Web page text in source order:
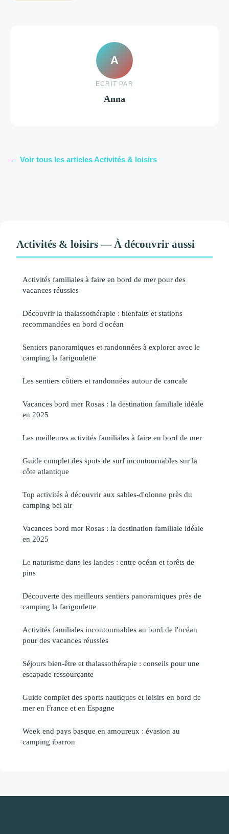
A
ECRIT PAR
Anna
← Voir tous les articles Activités & loisirs
Activités & loisirs — À découvrir aussi
Activités familiales à faire en bord de mer pour des
vacances réussies
Découvrir la thalassothérapie : bienfaits et stations
recommandées en bord d'océan
Sentiers panoramiques et randonnées à explorer avec le
camping la farigoulette
Les sentiers côtiers et randonnées autour de cancale
Vacances bord mer Rosas : la destination familiale idéale
en 2025
Les meilleures activités familiales à faire en bord de mer
Guide complet des spots de surf incontournables sur la
côte atlantique
Top activités à découvrir aux sables-d'olonne près du
camping bel air
Vacances bord mer Rosas : la destination familiale idéale
en 2025
Le naturisme dans les landes : entre océan et forêts de
pins
Découverte des meilleurs sentiers panoramiques près de
camping la farigoulette
Activités familiales incontournables au bord de l'océan
pour des vacances réussies
Séjours bien-être et thalassothérapie : conseils pour une
escapade ressourçante
Guide complet des sports nautiques et loisirs en bord de
mer en France et en Espagne
Week end pays basque en amoureux : évasion au
camping ibarron